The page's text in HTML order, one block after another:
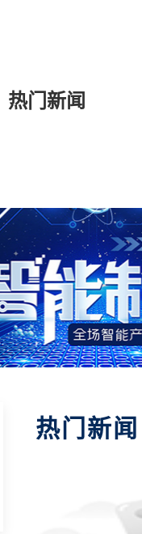
热门新闻
热门新闻